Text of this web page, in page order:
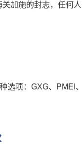
加施的封志，任何
选项：GXG、PMEI